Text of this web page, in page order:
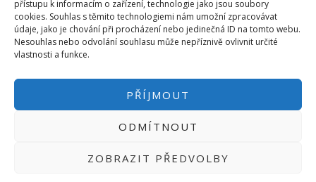
přístupu k informacím o zařízení, technologie jako jsou soubory
cookies. Souhlas s těmito technologiemi nám umožní zpracovávat
údaje, jako je chování při procházení nebo jedinečná ID na tomto webu.
Nesouhlas nebo odvolání souhlasu může nepříznivě ovlivnit určité
vlastnosti a funkce.
PŘÍJMOUT
ODMÍTNOUT
ZOBRAZIT PŘEDVOLBY
PŘIHLÁSIT
PŘIHLÁSIT SE|
BASTLÍRNU PROVOZUJE E-SHOP